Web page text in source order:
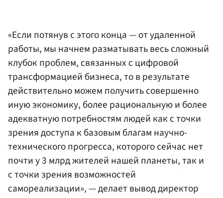
«Если потянув с этого конца — от удаленной
работы, мы начнем разматывать весь сложный
клубок проблем, связанных с цифровой
трансформацией бизнеса, то в результате
действительно можем получить совершенно
иную экономику, более рациональную и более
адекватную потребностям людей как с точки
зрения доступа к базовым благам научно-
технического прогресса, которого сейчас нет
почти у 3 млрд жителей нашей планеты, так и
с точки зрения возможностей
самореализации», — делает вывод директор